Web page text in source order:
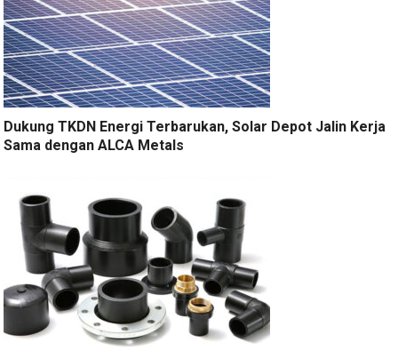
Dukung TKDN Energi Terbarukan, Solar Depot Jalin Kerja
Sama dengan ALCA Metals